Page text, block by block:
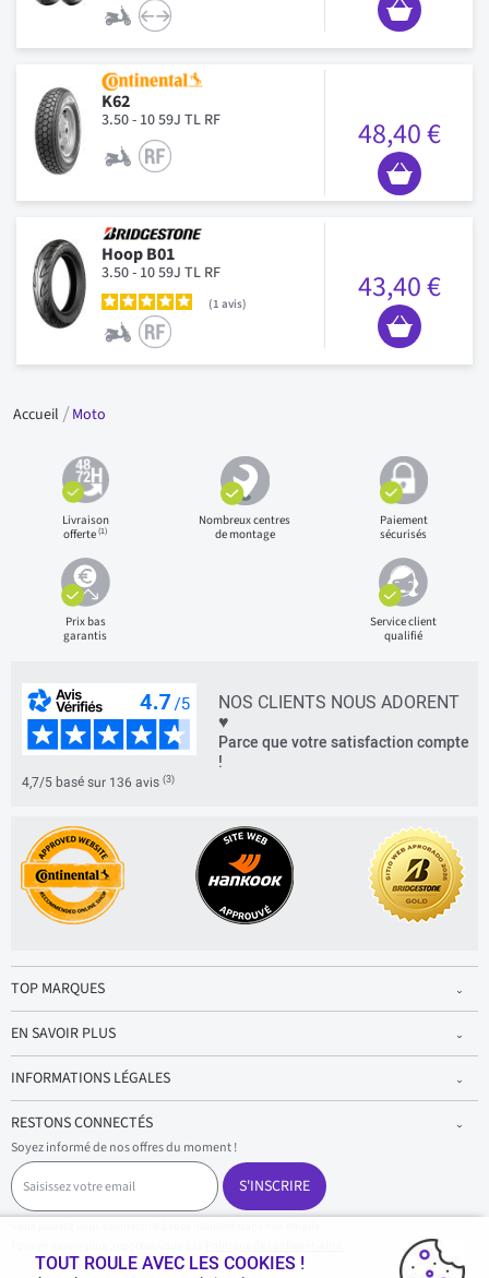
K62
3.50 - 10 59J TL RF 48,40 €
Hoop B01
3.50 - 10 59J TL RF
1 avis 43,40 €
Accueil Moto
Livraison
offerte(1)
Nombreux centres
de montage
Paiement
sécurisés
Prix bas
garantis
Service client
qualifié
NOS CLIENTS NOUS ADORENT
♥
Parce que votre satisfaction compte
!
4,7/5 basé sur 136 avis (3)
TOP MARQUES
EN SAVOIR PLUS
INFORMATIONS LÉGALES
RESTONS CONNECTÉS
Soyez informé de nos offres du moment !
S
a
i
s
S'INSCRIRE
TOUT ROULE AVEC LES COOKIES !